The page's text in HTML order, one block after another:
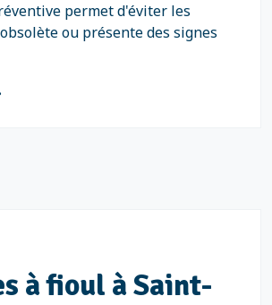
permet d'éviter les
ou présente des signes
à fioul à Saint-